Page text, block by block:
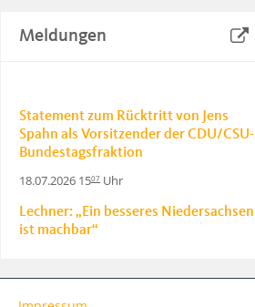
Meldungen
Statement zum Rücktritt von Jens
Spahn als Vorsitzender der CDU/CSU-
Bundestagsfraktion
18.07.2026 1507 Uhr
Lechner: „Ein besseres Niedersachsen
ist machbar“